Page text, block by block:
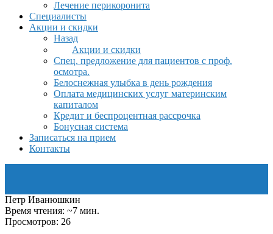
Лечение перикоронита
Специалисты
Акции и скидки
Назад
Акции и скидки
Спец. предложение для пациентов с проф.
осмотра.
Белоснежная улыбка в день рождения
Оплата медицинских услуг материнским
капиталом
Кредит и беспроцентная рассрочка
Бонусная система
Записаться на прием
Контакты
Петр Иванюшкин
Время чтения: ~7 мин.
Просмотров: 26